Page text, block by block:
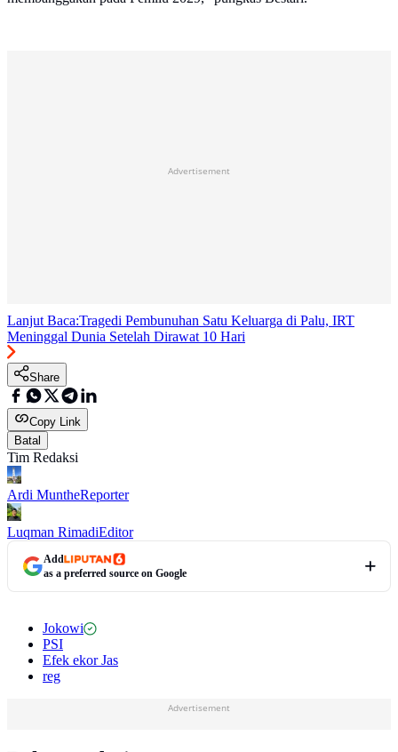
Advertisement
Lanjut Baca:Tragedi Pembunuhan Satu Keluarga di Palu, IRT
Meninggal Dunia Setelah Dirawat 10 Hari
Share
Copy Link
Batal
Tim Redaksi
Ardi MuntheReporter
Luqman RimadiEditor
Add
as a preferred source on Google
Jokowi
PSI
Efek ekor Jas
reg
Advertisement